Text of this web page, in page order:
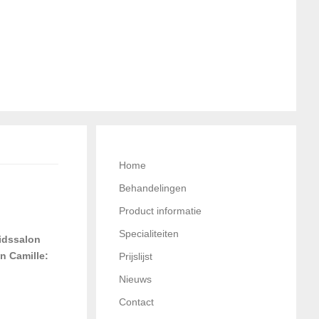
Camille:
Home
Behandelingen
Product informatie
Specialiteiten
Prijslijst
Nieuws
Contact